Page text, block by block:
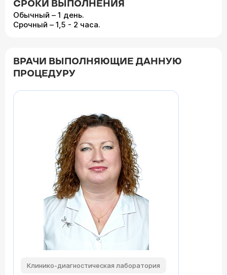
СРОКИ ВЫПОЛНЕНИЯ
Обычный – 1 день.
Срочный – 1,5 - 2 часа.
ВРАЧИ ВЫПОЛНЯЮЩИЕ ДАННУЮ
ПРОЦЕДУРУ
Клинико-диагностическая лаборатория